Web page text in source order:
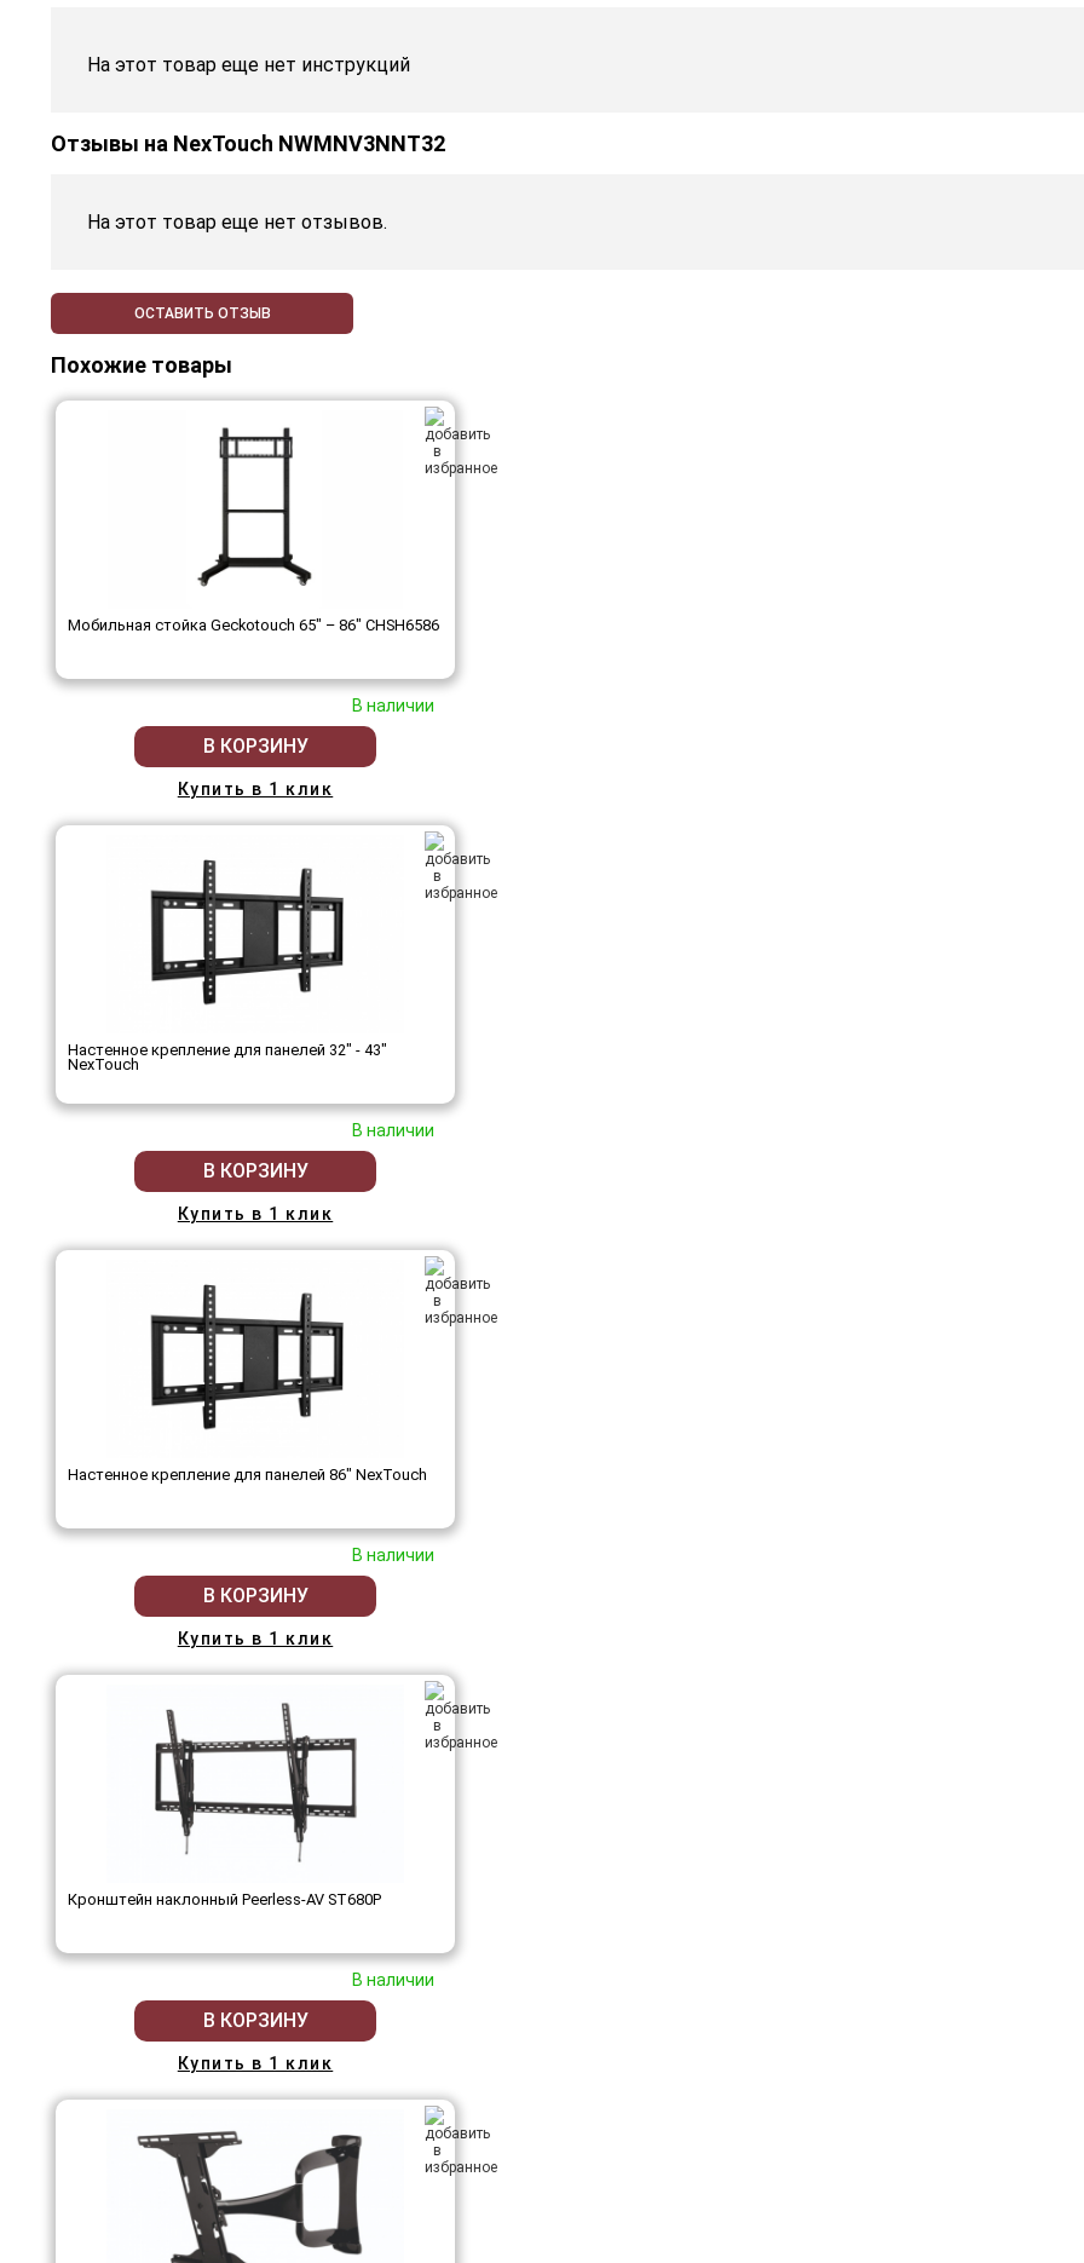
На этот товар еще нет инструкций
Отзывы на NexTouch NWMNV3NNT32
На этот товар еще нет отзывов.
ОСТАВИТЬ ОТЗЫВ
Похожие товары
Мобильная стойка Geckotouch 65" – 86" ​​​​​​​CHSH6586
В наличии
В КОРЗИНУ
Купить в 1 клик
Настенное крепление для панелей 32" - 43"
NexTouch
В наличии
В КОРЗИНУ
Купить в 1 клик
Настенное крепление для панелей 86" NexTouch
В наличии
В КОРЗИНУ
Купить в 1 клик
Кронштейн наклонный Peerless-AV ST680P
В наличии
В КОРЗИНУ
Купить в 1 клик